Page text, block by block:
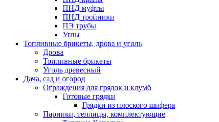
ПНД муфты
ПНД тройники
ПЭ трубы
Углы
Топливные брикеты, дрова и уголь
Дрова
Топливные брикеты
Уголь древесный
Дача, сад и огород
Ограждения для грядок и клумб
Готовые грядки
Грядки из плоского шифера
Парники, теплицы, комплектующие